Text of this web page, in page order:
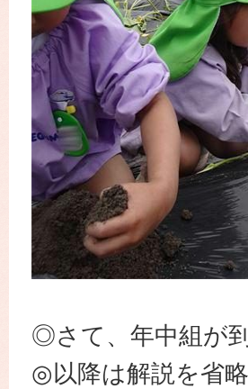
◎さて、年中組が
◎以降は解説を省